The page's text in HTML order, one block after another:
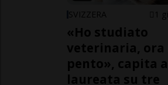
SVIZZERA 1
«Ho studiato
veterinaria, ora
pento», capita
laureata su tre